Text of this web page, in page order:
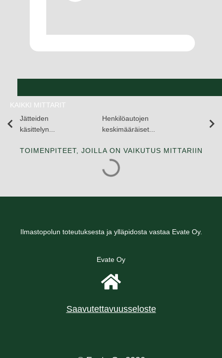
KAIKKI MITTARIT
Jätteiden
käsittelyn...
Henkilöautojen
keskimääräiset...
TOIMENPITEET, JOILLA ON VAIKUTUS MITTARIIN
Ilmastopolun toteutuksesta ja ylläpidosta vastaa Evate Oy.
Evate Oy
Saavutettavuusseloste